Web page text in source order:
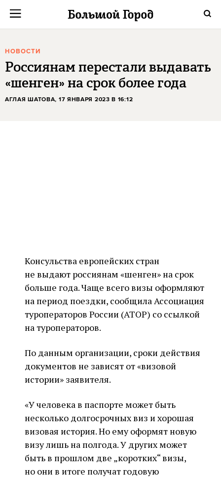
НОВОСТИ
Россиянам перестали выдавать
«шенген» на срок более года
АГЛАЯ ШАТОВА, 17 ЯНВАРЯ 2023 В 16:12
Консульства европейских стран
не выдают россиянам «шенген» на срок
больше года. Чаще всего визы оформляют
на период поездки, сообщила Ассоциация
туроператоров России (АТОР) со ссылкой
на туроператоров.
По данным организации, сроки действия
документов не зависят от «визовой
истории» заявителя.
«У человека в паспорте может быть
несколько долгосрочных виз и хорошая
визовая история. Но ему оформят новую
визу лишь на полгода. У других может
быть в прошлом две „коротких“ визы,
но они в итоге получат годовую